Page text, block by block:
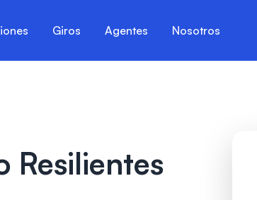
Giros Agentes Nosotros
Resilientes